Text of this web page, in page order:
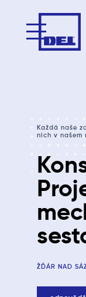
Každá naše
nich v našem
ŽĎÁR NAD